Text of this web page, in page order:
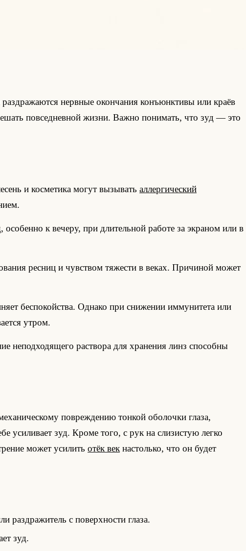
нервные окончания конъюнктивы или краёв
повседневной жизни. Важно понимать, что зуд — это
и косметика могут вызывать аллергический
к вечеру, при длительной работе за экраном или в
ресниц и чувством тяжести в веках. Причиной может
беспокойства. Однако при снижении иммунитета или
утром.
неподходящего раствора для хранения линз способны
повреждению тонкой оболочки глаза,
усиливает зуд. Кроме того, с рук на слизистую легко
может усилить отёк век настолько, что он будет
раздражитель с поверхности глаза.
зуд.